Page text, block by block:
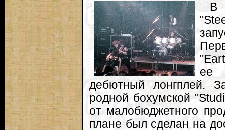
В
ее
дебютный лонгплей.
родной бохумской
от малобюджетного
плане был сделан на